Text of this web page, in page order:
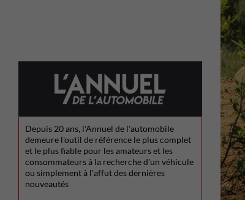
Depuis 20 ans, l'Annuel de l'automobile
demeure l'outil de référence le plus complet
et le plus fiable pour les amateurs et les
consommateurs à la recherche d'un véhicule
ou simplement à l'affut des dernières
nouveautés